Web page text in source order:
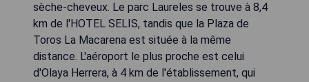
sèche-cheveux. Le parc Laureles se trouve à 8,4
km de l'HOTEL SELIS, tandis que la Plaza de
Toros La Macarena est située à la même
distance. L'aéroport le plus proche est celui
d'Olaya Herrera, à 4 km de l'établissement, qui